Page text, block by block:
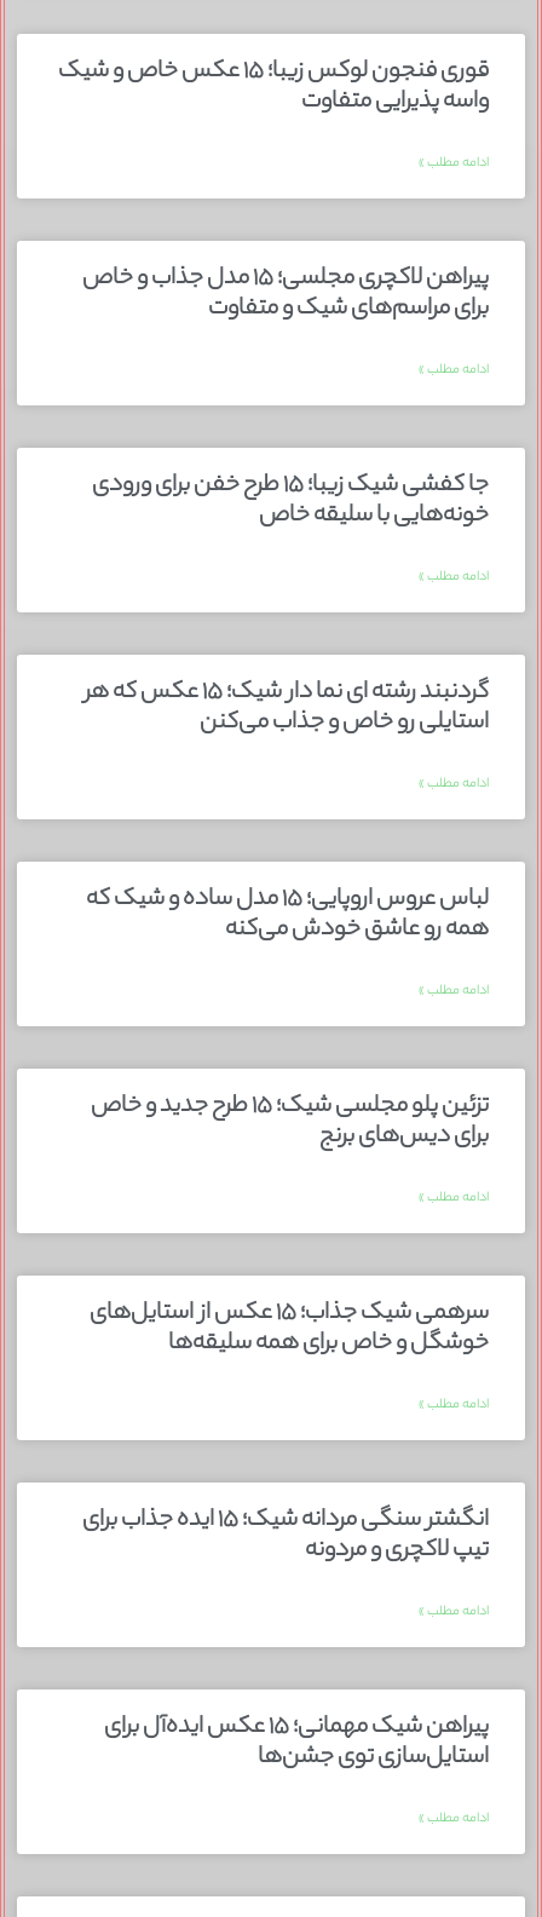
قوری فنجون لوکس زیبا؛ ۱۵ عکس خاص و شیک
واسه پذیرایی متفاوت
ادامه مطلب »
پیراهن لاکچری مجلسی؛ ۱۵ مدل جذاب و خاص
برای مراسم‌های شیک و متفاوت
ادامه مطلب »
جا کفشی شیک زیبا؛ ۱۵ طرح خفن برای ورودی
خونه‌هایی با سلیقه خاص
ادامه مطلب »
گردنبند رشته ای نما دار شیک؛ ۱۵ عکس که هر
استایلی رو خاص و جذاب می‌کنن
ادامه مطلب »
لباس عروس اروپایی؛ ۱۵ مدل ساده و شیک که
همه رو عاشق خودش می‌کنه
ادامه مطلب »
تزئین پلو مجلسی شیک؛ ۱۵ طرح جدید و خاص
برای دیس‌های برنج
ادامه مطلب »
سرهمی شیک جذاب؛ ۱۵ عکس از استایل‌های
خوشگل و خاص برای همه سلیقه‌ها
ادامه مطلب »
انگشتر سنگی مردانه شیک؛ ۱۵ ایده جذاب برای
تیپ لاکچری و مردونه
ادامه مطلب »
پیراهن شیک مهمانی؛ ۱۵ عکس ایده‌آل برای
استایل‌سازی توی جشن‌ها
ادامه مطلب »